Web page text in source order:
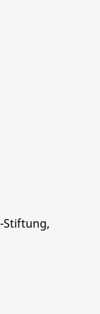
Stiftung,